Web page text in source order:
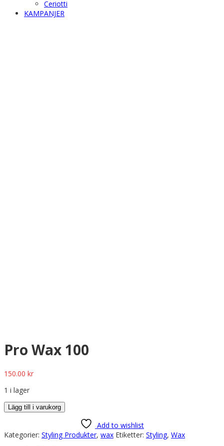
Ceriotti
KAMPANJER
Pro Wax 100
150.00 kr
1 i lager
Lägg till i varukorg
Add to wishlist
Kategorier: Styling Produkter, wax Etiketter: Styling, Wax